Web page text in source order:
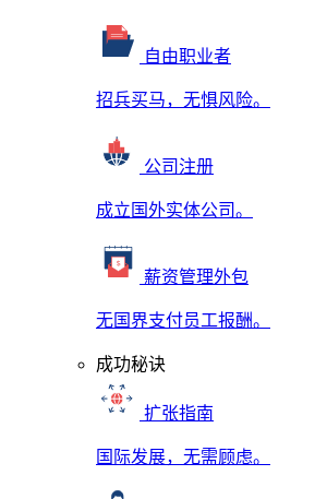
自由职业者
招兵买马，无惧风险。
公司注册
成立国外实体公司。
薪资管理外包
无国界支付员工报酬。
成功秘诀
扩张指南
国际发展，无需顾虑。